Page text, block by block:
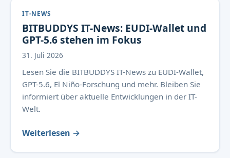
IT-NEWS
BITBUDDYS IT-News: EUDI-Wallet und
GPT-5.6 stehen im Fokus
31. Juli 2026
Lesen Sie die BITBUDDYS IT-News zu EUDI-Wallet,
GPT-5.6, El Niño-Forschung und mehr. Bleiben Sie
informiert über aktuelle Entwicklungen in der IT-
Welt.
Weiterlesen →